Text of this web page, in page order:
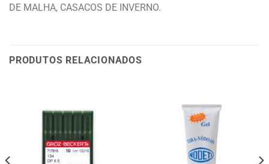
DE MALHA, CASACOS DE INVERNO.
PRODUTOS RELACIONADOS